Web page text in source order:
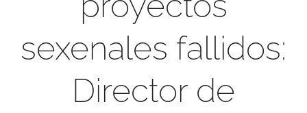
sexenales fallidos:
Director de